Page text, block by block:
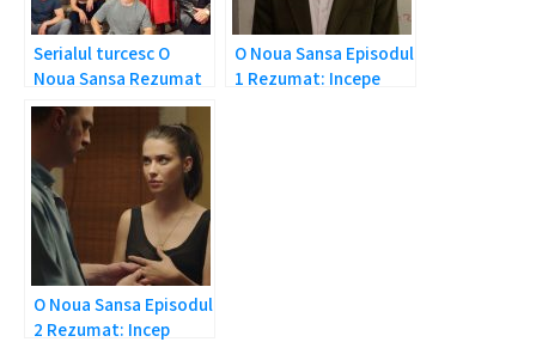
Serialul turcesc O
Noua Sansa Rezumat
si Prezentare Generala
O Noua Sansa Episodul
1 Rezumat: Incepe
O Noua Sansa Episodul
2 Rezumat: Incep